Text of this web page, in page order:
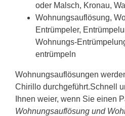
oder Malsch, Kronau,
Wohnungsauflösung,
Entrümpeler,
Wohnungs-
entrümpeln
Wohnungsauflösungen
Chirillo durchgeführt.Schnell
Ihnen weier, wenn Sie einen
Wohnungsauflösung und